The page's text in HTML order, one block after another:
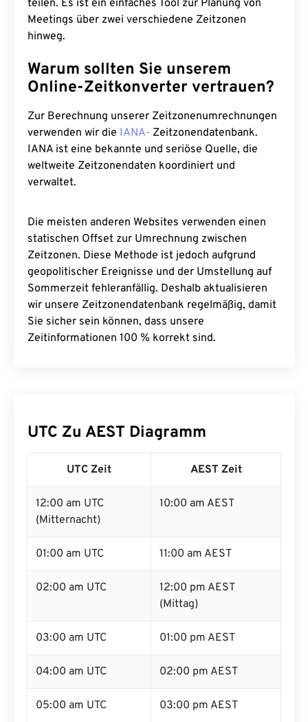
teilen. Es ist ein einfaches Tool zur Planung von
Meetings über zwei verschiedene Zeitzonen
hinweg.
Warum sollten Sie unserem
Online-Zeitkonverter vertrauen?
Zur Berechnung unserer Zeitzonenumrechnungen
verwenden wir die IANA- Zeitzonendatenbank.
IANA ist eine bekannte und seriöse Quelle, die
weltweite Zeitzonendaten koordiniert und
verwaltet.
Die meisten anderen Websites verwenden einen
statischen Offset zur Umrechnung zwischen
Zeitzonen. Diese Methode ist jedoch aufgrund
geopolitischer Ereignisse und der Umstellung auf
Sommerzeit fehleranfällig. Deshalb aktualisieren
wir unsere Zeitzonendatenbank regelmäßig, damit
Sie sicher sein können, dass unsere
Zeitinformationen 100 % korrekt sind.
UTC Zu AEST Diagramm
UTC Zeit AEST Zeit
12:00 am UTC
(Mitternacht)
10:00 am AEST
01:00 am UTC 11:00 am AEST
02:00 am UTC
12:00 pm AEST
(Mittag)
03:00 am UTC 01:00 pm AEST
04:00 am UTC 02:00 pm AEST
05:00 am UTC 03:00 pm AEST